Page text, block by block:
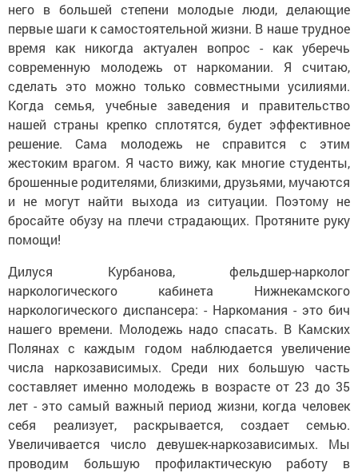
него в большей степени молодые люди, делающие
первые шаги к самостоятельной жизни. В наше трудное
время как никогда актуален вопрос - как уберечь
современную молодежь от наркомании. Я считаю,
сделать это можно только совместными усилиями.
Когда семья, учебные заведения и правительство
нашей страны крепко сплотятся, будет эффективное
решение. Сама молодежь не справится с этим
жестоким врагом. Я часто вижу, как многие студенты,
брошенные родителями, близкими, друзьями, мучаются
и не могут найти выхода из ситуации. Поэтому не
бросайте обузу на плечи страдающих. Протяните руку
помощи!
Дилуся Курбанова, фельдшер-нарколог
наркологического кабинета Нижнекамского
наркологического диспансера: - Наркомания - это бич
нашего времени. Молодежь надо спасать. В Камских
Полянах с каждым годом наблюдается увеличение
числа наркозависимых. Среди них большую часть
составляет именно молодежь в возрасте от 23 до 35
лет - это самый важный период жизни, когда человек
себя реализует, раскрывается, создает семью.
Увеличивается число девушек-наркозависимых. Мы
проводим большую профилактическую работу в